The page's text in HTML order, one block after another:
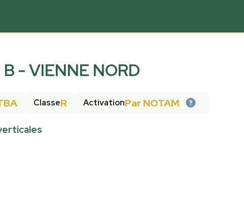
B - VIENNE NORD
ClasseR ActivationPar NOTAM